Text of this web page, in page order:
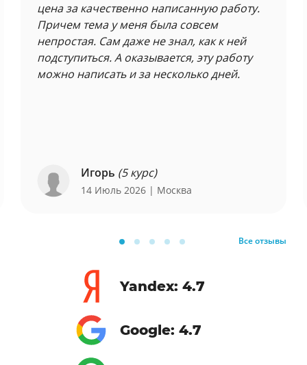
цена за качественно написанную работу.
Причем тема у меня была совсем
непростая. Сам даже не знал, как к ней
подступиться. А оказывается, эту работу
можно написать и за несколько дней.
Игорь (5 курс)
14 Июль 2026 | Москва
Все отзывы
Yandex: 4.7
Google: 4.7